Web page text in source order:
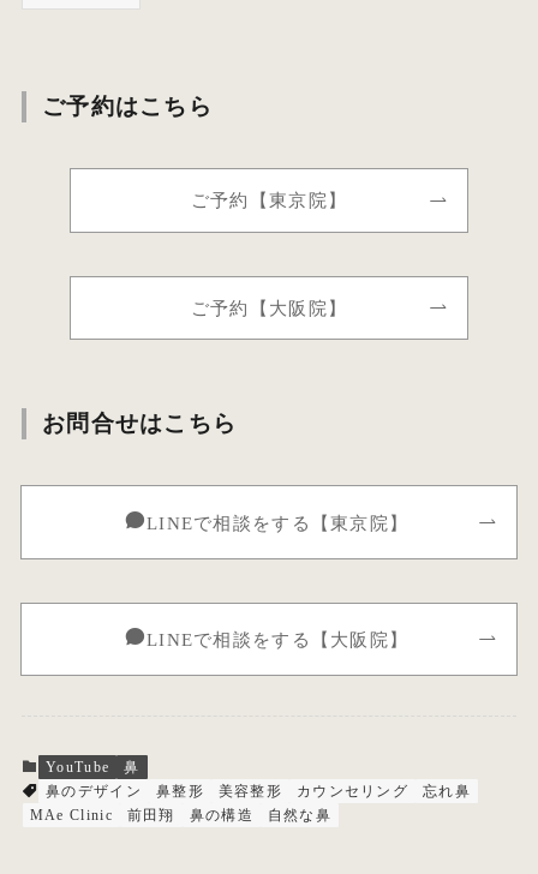
ご予約はこちら
ご予約【東京院】
ご予約【大阪院】
お問合せはこちら
LINEで相談をする【東京院】
LINEで相談をする【大阪院】
YouTube
鼻
鼻のデザイン
鼻整形 美容整形 カウンセリング
忘れ鼻
MAe Clinic
前田翔 鼻の構造 自然な鼻